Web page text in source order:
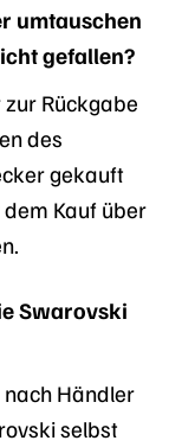
umtauschen
gefallen?
Rückgabe
des
gekauft
Kauf über
Swarovski
Händler
selbst